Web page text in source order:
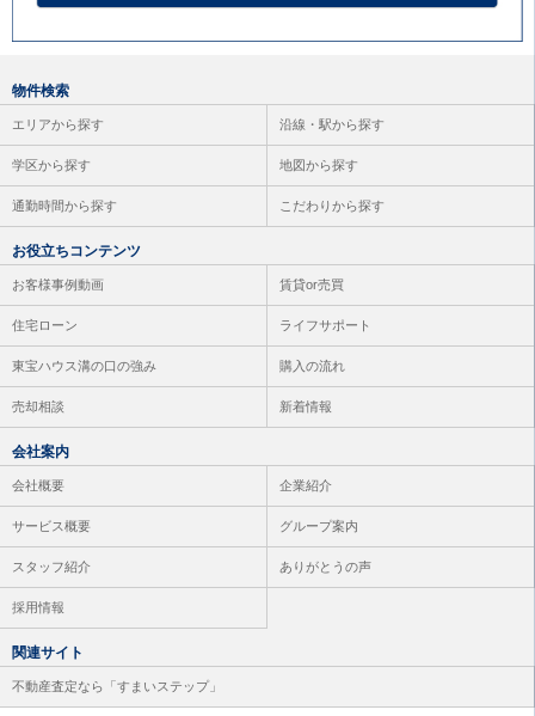
物件検索
エリアから探す 沿線・駅から探す
学区から探す 地図から探す
通勤時間から探す こだわりから探す
お役立ちコンテンツ
お客様事例動画 賃貸or売買
住宅ローン ライフサポート
東宝ハウス溝の口の強み 購入の流れ
売却相談 新着情報
会社案内
会社概要 企業紹介
サービス概要 グループ案内
スタッフ紹介 ありがとうの声
採用情報
関連サイト
不動産査定なら「すまいステップ」